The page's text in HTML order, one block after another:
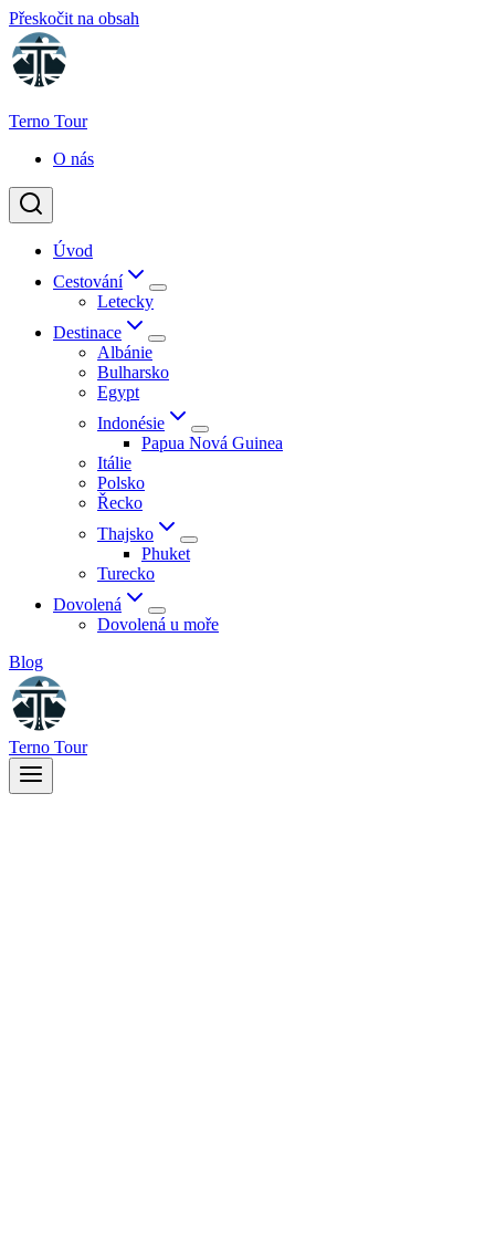
Přeskočit na obsah
Terno Tour
O nás
Úvod
Cestování
Letecky
Destinace
Albánie
Bulharsko
Egypt
Indonésie
Papua Nová Guinea
Itálie
Polsko
Řecko
Thajsko
Phuket
Turecko
Dovolená
Dovolená u moře
Blog
Terno Tour